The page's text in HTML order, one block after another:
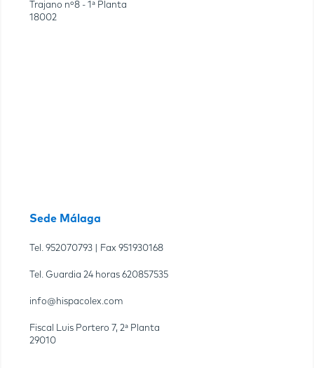
Trajano nº8 - 1ª Planta
18002
Sede Málaga
Tel. 952070793 | Fax 951930168
Tel. Guardia 24 horas 620857535
info@hispacolex.com
Fiscal Luis Portero 7, 2ª Planta
29010